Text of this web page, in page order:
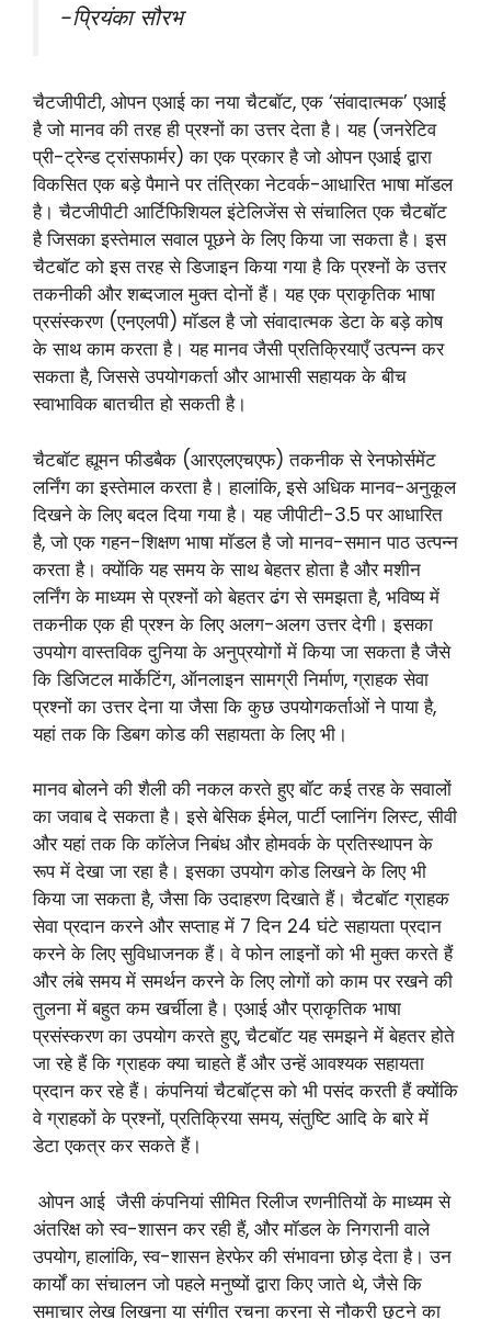
-प्रियंका सौरभ
चैटजीपीटी, ओपन एआई का नया चैटबॉट, एक ‘संवादात्मक’ एआई
है जो मानव की तरह ही प्रश्नों का उत्तर देता है। यह (जनरेटिव
प्री-ट्रेन्ड ट्रांसफार्मर) का एक प्रकार है जो ओपन एआई द्वारा
विकसित एक बड़े पैमाने पर तंत्रिका नेटवर्क-आधारित भाषा मॉडल
है। चैटजीपीटी आर्टिफिशियल इंटेलिजेंस से संचालित एक चैटबॉट
है जिसका इस्तेमाल सवाल पूछने के लिए किया जा सकता है। इस
चैटबॉट को इस तरह से डिजाइन किया गया है कि प्रश्नों के उत्तर
तकनीकी और शब्दजाल मुक्त दोनों हैं। यह एक प्राकृतिक भाषा
प्रसंस्करण (एनएलपी) मॉडल है जो संवादात्मक डेटा के बड़े कोष
के साथ काम करता है। यह मानव जैसी प्रतिक्रियाएँ उत्पन्न कर
सकता है, जिससे उपयोगकर्ता और आभासी सहायक के बीच
स्वाभाविक बातचीत हो सकती है।
चैटबॉट ह्यूमन फीडबैक (आरएलएचएफ) तकनीक से रेनफोर्समेंट
लर्निंग का इस्तेमाल करता है। हालांकि, इसे अधिक मानव-अनुकूल
दिखने के लिए बदल दिया गया है। यह जीपीटी-3.5 पर आधारित
है, जो एक गहन-शिक्षण भाषा मॉडल है जो मानव-समान पाठ उत्पन्न
करता है। क्योंकि यह समय के साथ बेहतर होता है और मशीन
लर्निंग के माध्यम से प्रश्नों को बेहतर ढंग से समझता है, भविष्य में
तकनीक एक ही प्रश्न के लिए अलग-अलग उत्तर देगी। इसका
उपयोग वास्तविक दुनिया के अनुप्रयोगों में किया जा सकता है जैसे
कि डिजिटल मार्केटिंग, ऑनलाइन सामग्री निर्माण, ग्राहक सेवा
प्रश्नों का उत्तर देना या जैसा कि कुछ उपयोगकर्ताओं ने पाया है,
यहां तक कि डिबग कोड की सहायता के लिए भी।
मानव बोलने की शैली की नकल करते हुए बॉट कई तरह के सवालों
का जवाब दे सकता है। इसे बेसिक ईमेल, पार्टी प्लानिंग लिस्ट, सीवी
और यहां तक कि कॉलेज निबंध और होमवर्क के प्रतिस्थापन के
रूप में देखा जा रहा है। इसका उपयोग कोड लिखने के लिए भी
किया जा सकता है, जैसा कि उदाहरण दिखाते हैं। चैटबॉट ग्राहक
सेवा प्रदान करने और सप्ताह में 7 दिन 24 घंटे सहायता प्रदान
करने के लिए सुविधाजनक हैं। वे फोन लाइनों को भी मुक्त करते हैं
और लंबे समय में समर्थन करने के लिए लोगों को काम पर रखने की
तुलना में बहुत कम खर्चीला है। एआई और प्राकृतिक भाषा
प्रसंस्करण का उपयोग करते हुए, चैटबॉट यह समझने में बेहतर होते
जा रहे हैं कि ग्राहक क्या चाहते हैं और उन्हें आवश्यक सहायता
प्रदान कर रहे हैं। कंपनियां चैटबॉट्स को भी पसंद करती हैं क्योंकि
वे ग्राहकों के प्रश्नों, प्रतिक्रिया समय, संतुष्टि आदि के बारे में
डेटा एकत्र कर सकते हैं।
ओपन आई जैसी कंपनियां सीमित रिलीज रणनीतियों के माध्यम से
अंतरिक्ष को स्व-शासन कर रही हैं, और मॉडल के निगरानी वाले
उपयोग, हालांकि, स्व-शासन हेरफेर की संभावना छोड़ देता है। उन
कार्यों का संचालन जो पहले मनुष्यों द्वारा किए जाते थे, जैसे कि
समाचार लेख लिखना या संगीत रचना करना से नौकरी छूटने का